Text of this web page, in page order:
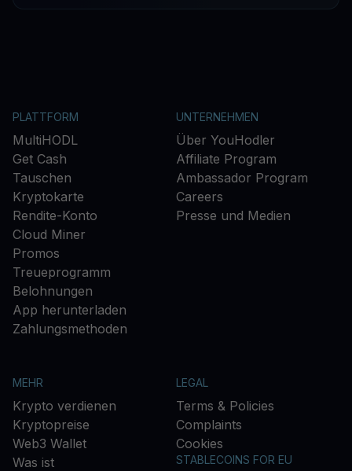
PLATTFORM
MultiHODL
Get Cash
Tauschen
Kryptokarte
Rendite-Konto
Cloud Miner
Promos
Treueprogramm
Belohnungen
App herunterladen
Zahlungsmethoden
UNTERNEHMEN
Über YouHodler
Affiliate Program
Ambassador Program
Careers
Presse und Medien
MEHR
Krypto verdienen
Kryptopreise
Web3 Wallet
Was ist
LEGAL
Terms & Policies
Complaints
Cookies
STABLECOINS FOR EU